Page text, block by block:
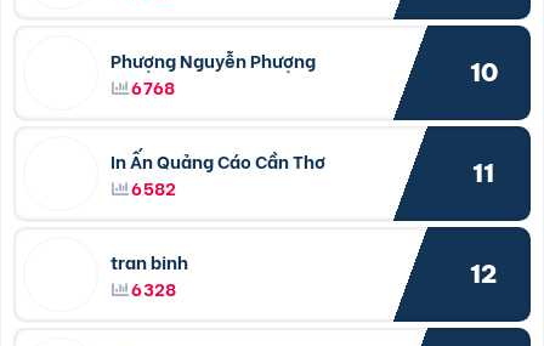
Phượng Nguyễn Phượng
6768
10
In Ấn Quảng Cáo Cần Thơ
6582
11
tran binh
6328
12